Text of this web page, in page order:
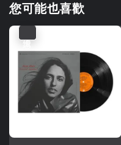
您可能也喜歡